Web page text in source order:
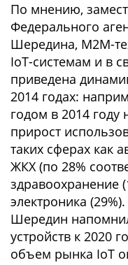
По мнению,
Федерального
Шередина, М2М-
IoT-системам и в
приведена
2014 годах:
годом в 2014 году
прирост
таких сферах как
ЖКХ (по 28%
здравоохранение
электроника
Шередин
устройств к 2020
объем рынка IoT